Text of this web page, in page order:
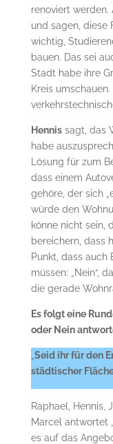
renoviert
und sagen, diese
wichtig,
bauen. Das sei
Stadt habe ihre
Kreis
Hennissagt, das
habe
Lösung für zum
dass einem
gehöre, der sich
würde den
könne nicht sein,
bereichern, dass
Punkt, dass
müssen: „Nein“,
die gerade
Es folgt eine
oder Nein
Seid ihr für den
städtischer
Raphael, Hennis,
Marcel antwortet
es auf das